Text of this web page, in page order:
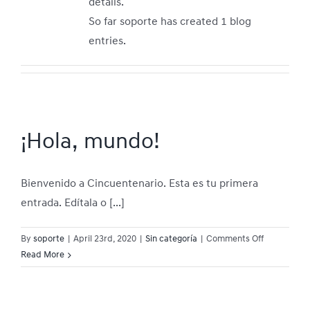
details.
So far soporte has created 1 blog
entries.
¡Hola, mundo!
Bienvenido a Cincuentenario. Esta es tu primera
entrada. Edítala o [...]
By soporte April 23rd, 2020 Sin categoría Comments Offon
Read More